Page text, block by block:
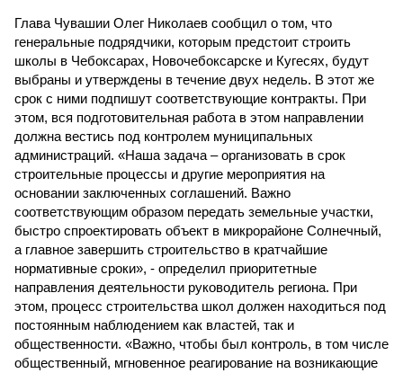
Глава Чувашии Олег Николаев сообщил о том, что
генеральные подрядчики, которым предстоит строить
школы в Чебоксарах, Новочебоксарске и Кугесях, будут
выбраны и утверждены в течение двух недель. В этот же
срок с ними подпишут соответствующие контракты. При
этом, вся подготовительная работа в этом направлении
должна вестись под контролем муниципальных
администраций. «Наша задача – организовать в срок
строительные процессы и другие мероприятия на
основании заключенных соглашений. Важно
соответствующим образом передать земельные участки,
быстро спроектировать объект в микрорайоне Солнечный,
а главное завершить строительство в кратчайшие
нормативные сроки», - определил приоритетные
направления деятельности руководитель региона. При
этом, процесс строительства школ должен находиться под
постоянным наблюдением как властей, так и
общественности. «Важно, чтобы был контроль, в том числе
общественный, мгновенное реагирование на возникающие